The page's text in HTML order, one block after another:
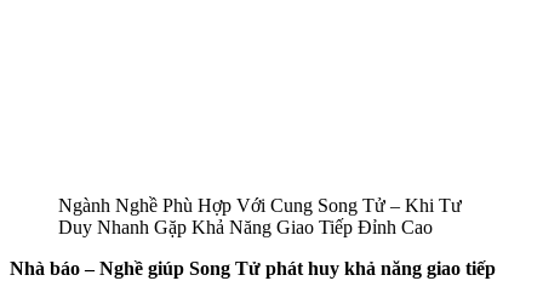
Ngành Nghề Phù Hợp Với Cung Song Tử – Khi Tư
Duy Nhanh Gặp Khả Năng Giao Tiếp Đỉnh Cao
Nhà báo – Nghề giúp Song Tử phát huy khả năng giao tiếp